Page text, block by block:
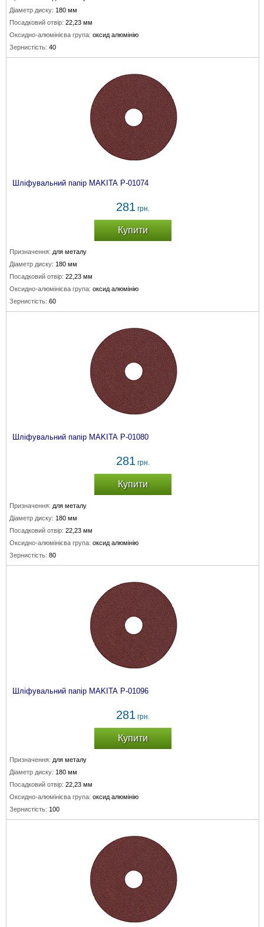
Діаметр диску: 180 мм
Посадковий отвір: 22,23 мм
Оксидно-алюмінієва група: оксид алюмінію
Зернистість: 40
Шліфувальний папір MAKITA P-01074
281грн.
Купити
Призначення: для металу
Діаметр диску: 180 мм
Посадковий отвір: 22,23 мм
Оксидно-алюмінієва група: оксид алюмінію
Зернистість: 60
Шліфувальний папір MAKITA P-01080
281грн.
Купити
Призначення: для металу
Діаметр диску: 180 мм
Посадковий отвір: 22,23 мм
Оксидно-алюмінієва група: оксид алюмінію
Зернистість: 80
Шліфувальний папір MAKITA P-01096
281грн.
Купити
Призначення: для металу
Діаметр диску: 180 мм
Посадковий отвір: 22,23 мм
Оксидно-алюмінієва група: оксид алюмінію
Зернистість: 100